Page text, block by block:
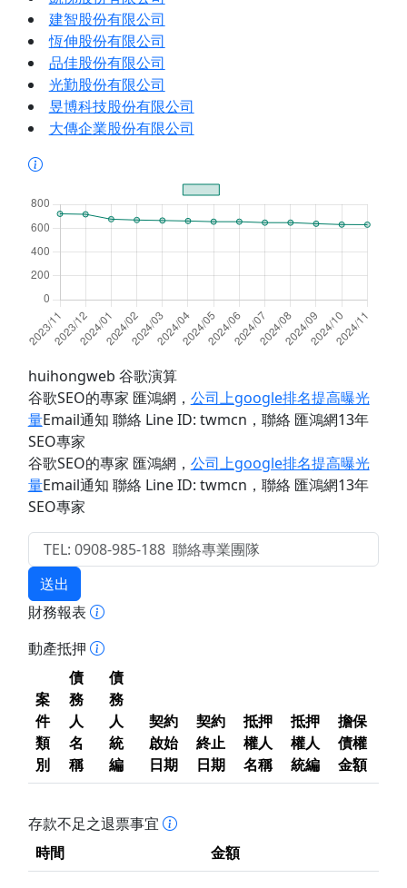
建智股份有限公司
恆伸股份有限公司
品佳股份有限公司
光勤股份有限公司
昱博科技股份有限公司
大傳企業股份有限公司
huihongweb 谷歌演算
谷歌SEO的專家 匯鴻網 ， 公司上google排名提高曝光
量Email通知 聯絡 Line ID: twmcn ，聯絡 匯鴻網13年
SEO專家
谷歌SEO的專家 匯鴻網 ， 公司上google排名提高曝光
量Email通知 聯絡 Line ID: twmcn ，聯絡 匯鴻網13年
SEO專家
送出
財務報表
動產抵押
案
件
類
別
債
務
人
名
稱
債
務
人
統
編
契約
啟始
日期
契約
終止
日期
抵押
權人
名稱
抵押
權人
統編
擔保
債權
金額
存款不足之退票事宜
時間
金額